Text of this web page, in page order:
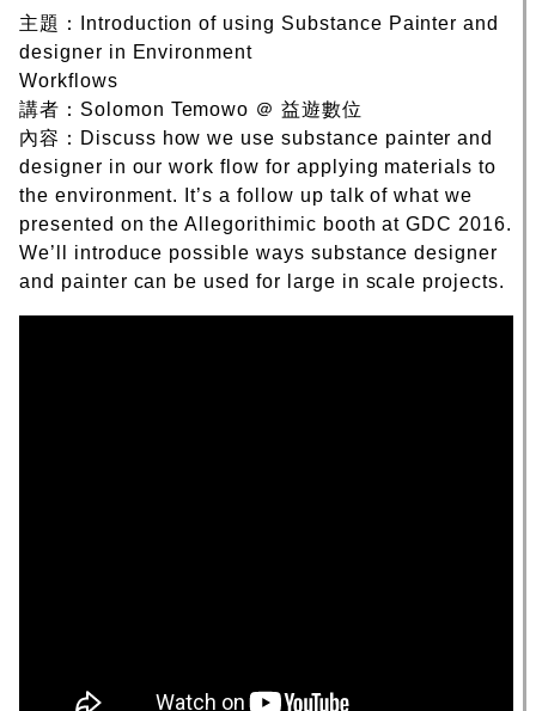
主題：Introduction of using Substance Painter and
designer in Environment
Workflows
講者：Solomon Temowo ＠ 益遊數位
內容：Discuss how we use substance painter and
designer in our work flow for applying materials to
the environment. It’s a follow up talk of what we
presented on the Allegorithimic booth at GDC 2016.
We’ll introduce possible ways substance designer
and painter can be used for large in scale projects.